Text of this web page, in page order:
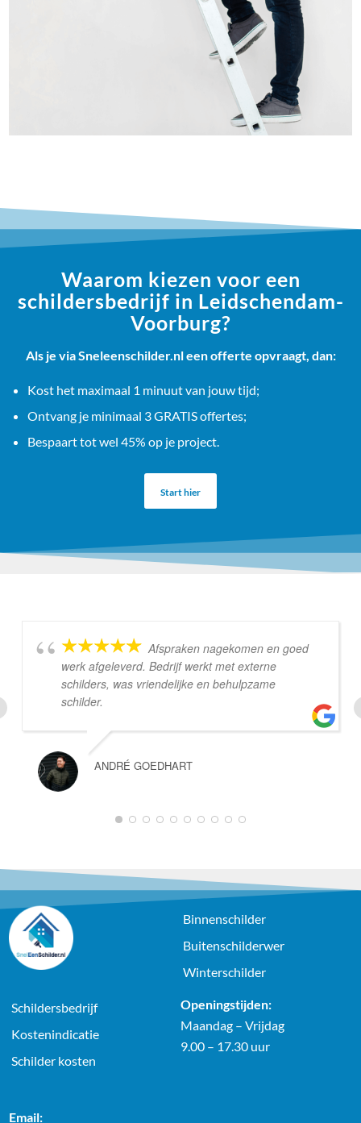
Waarom kiezen voor een
schildersbedrijf in Leidschendam-
Voorburg?
Als je via Sneleenschilder.nl een offerte opvraagt, dan:
Kost het maximaal 1 minuut van jouw tijd;
Ontvang je minimaal 3 GRATIS offertes;
Bespaart tot wel 45% op je project.
Start hier
Afspraken nagekomen en goed
werk afgeleverd. Bedrijf werkt met externe
schilders, was vriendelijke en behulpzame
schilder.
ANDRÉ GOEDHART
1 2 3 4 5 6 7 8 9 10
Binnenschilder
Buitenschilderwer
Winterschilder
Schildersbedrijf
Kostenindicatie
Schilder kosten
Openingstijden:
Maandag – Vrijdag
9.00 – 17.30 uur
Email: